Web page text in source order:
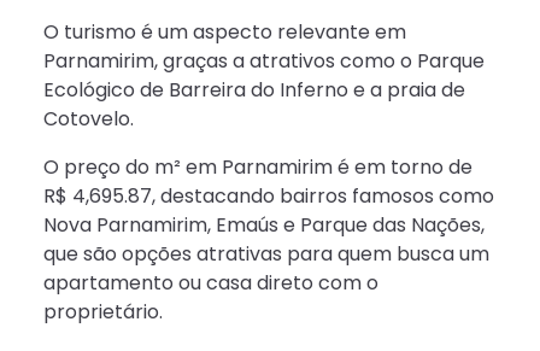
O turismo é um aspecto relevante em
Parnamirim, graças a atrativos como o Parque
Ecológico de Barreira do Inferno e a praia de
Cotovelo.
O preço do m² em Parnamirim é em torno de
R$ 4,695.87, destacando bairros famosos como
Nova Parnamirim, Emaús e Parque das Nações,
que são opções atrativas para quem busca um
apartamento ou casa direto com o
proprietário.